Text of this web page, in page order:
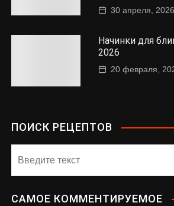
30 апреля, 2026
Начинки для
2026
20 февраля,
ПОИСК РЕЦЕПТОВ
САМОЕ КОММЕНТИРУЕМОЕ